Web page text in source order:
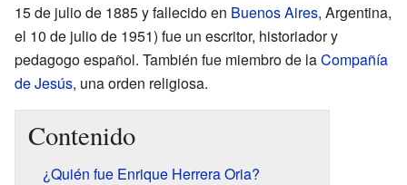
15 de julio de 1885 y fallecido en Buenos Aires, Argentina,
el 10 de julio de 1951) fue un escritor, historiador y
pedagogo español. También fue miembro de laCompañía
de Jesús, una orden religiosa.
Contenido
¿Quién fue Enrique Herrera Oria?